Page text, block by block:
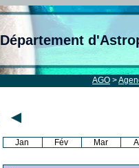
Département
AGO >
Jan Fév Mar